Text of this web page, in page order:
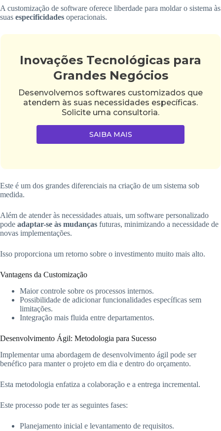
A customização de software oferece liberdade para moldar o sistema às
suas especificidades operacionais.
Inovações Tecnológicas para
Grandes Negócios
Desenvolvemos softwares customizados que
atendem às suas necessidades específicas.
Solicite uma consultoria.
SAIBA MAIS
Este é um dos grandes diferenciais na criação de um sistema sob
medida.
Além de atender às necessidades atuais, um software personalizado
pode adaptar-se às mudanças futuras, minimizando a necessidade de
novas implementações.
Isso proporciona um retorno sobre o investimento muito mais alto.
Vantagens da Customização
Maior controle sobre os processos internos.
Possibilidade de adicionar funcionalidades específicas sem
limitações.
Integração mais fluida entre departamentos.
Desenvolvimento Ágil: Metodologia para Sucesso
Implementar uma abordagem de desenvolvimento ágil pode ser
benéfico para manter o projeto em dia e dentro do orçamento.
Esta metodologia enfatiza a colaboração e a entrega incremental.
Este processo pode ter as seguintes fases:
Planejamento inicial e levantamento de requisitos.